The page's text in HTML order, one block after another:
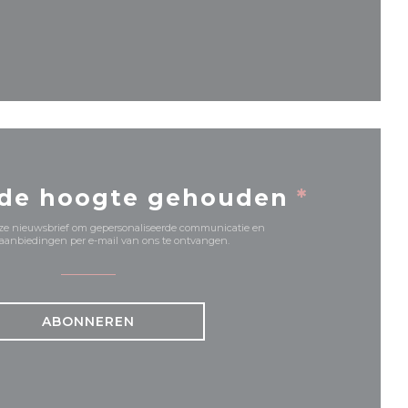
venster))
hoogte gehouden *
nieuwsbrief om gepersonaliseerde communicatie en
per e-mail van ons te ontvangen.
ABONNEREN